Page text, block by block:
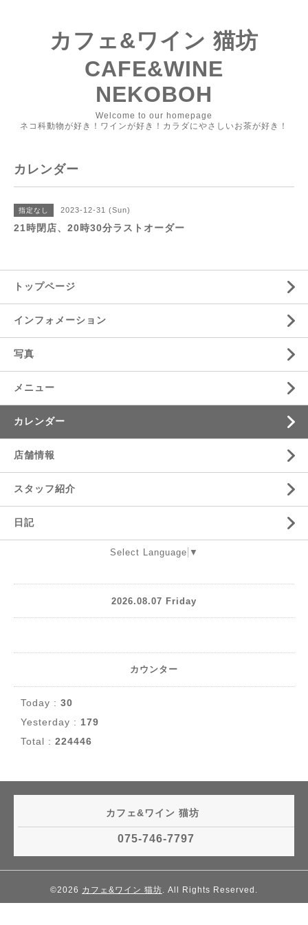
カフェ&ワイン 猫坊
CAFE&WINE
NEKOBOH
Welcome to our homepage
ネコ科動物が好き！ワインが好き！カラダにやさしいお茶が好き！
カレンダー
指定なし 2023-12-31 (Sun)
21時閉店、20時30分ラストオーダー
トップページ
インフォメーション
写真
メニュー
カレンダー
店舗情報
スタッフ紹介
日記
Select Language ▼
2026.08.07 Friday
カウンター
Today : 30
Yesterday : 179
Total : 224446
カフェ&ワイン 猫坊
075-746-7797
©2026 カフェ&ワイン 猫坊. All Rights Reserved.